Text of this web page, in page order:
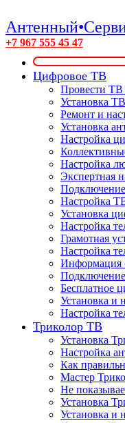
+7 967 555 45 47
Цифровое ТВ
Провести ТВ
Установка
Ремонт и
Установка
Настройка
Настройка
Экспертная
Настройка
Установка
Настройка
Грамотная
Настройка
Информация
Бесплатное
Установка и
Настройка
Триколор ТВ
Установка
Настройка
Как
Мастер
Не
Установка
Установка и